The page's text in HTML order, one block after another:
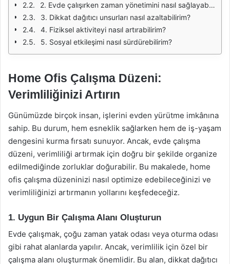
2. Evde çalışırken zaman yönetimini nasıl sağlayabilirim?
3. Dikkat dağıtıcı unsurları nasıl azaltabilirim?
4. Fiziksel aktiviteyi nasıl artırabilirim?
5. Sosyal etkileşimi nasıl sürdürebilirim?
Home Ofis Çalışma Düzeni:
Verimliliğinizi Artırın
Günümüzde birçok insan, işlerini evden yürütme imkânına
sahip. Bu durum, hem esneklik sağlarken hem de iş-yaşam
dengesini kurma fırsatı sunuyor. Ancak, evde çalışma
düzeni, verimliliği artırmak için doğru bir şekilde organize
edilmediğinde zorluklar doğurabilir. Bu makalede, home
ofis çalışma düzeninizi nasıl optimize edebileceğinizi ve
verimliliğinizi artırmanın yollarını keşfedeceğiz.
1. Uygun Bir Çalışma Alanı Oluşturun
Evde çalışmak, çoğu zaman yatak odası veya oturma odası
gibi rahat alanlarda yapılır. Ancak, verimlilik için özel bir
çalışma alanı oluşturmak önemlidir. Bu alan, dikkat dağıtıcı